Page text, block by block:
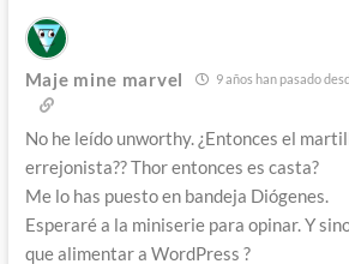
Maje mine marvel 9 años han pasado
No he leído unworthy. ¿Entonces el
errejonista?? Thor entonces es casta?
Me lo has puesto en bandeja Diógenes.
Esperaré a la miniserie para opinar. Y
que alimentar a WordPress ?